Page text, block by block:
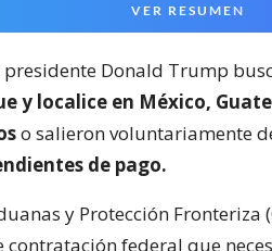
VER RESUMEN
presidente Donald Trump
y localice en México,
o salieron voluntariamente
de pago.
y Protección Fronteriza
contratación federal que